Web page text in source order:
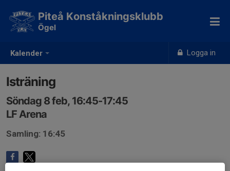
Kalender Logga in
Piteå Konståkningsklubb
Ögel
Isträning
Söndag 8 feb, 16:45-17:45
LF Arena
Samling: 16:45